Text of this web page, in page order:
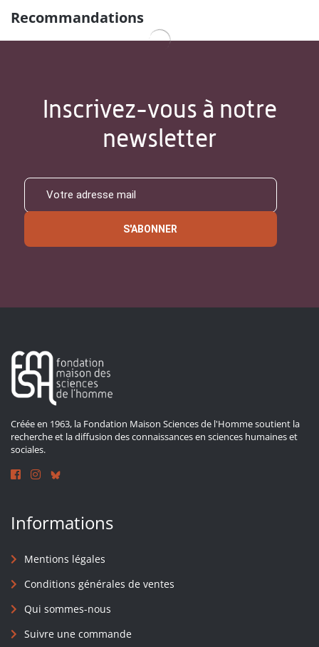
Recommandations
Inscrivez-vous à notre
newsletter
S'ABONNER
Créée en 1963, la Fondation Maison Sciences de l'Homme soutient la
recherche et la diffusion des connaissances en sciences humaines et
sociales.
Informations
Mentions légales
Conditions générales de ventes
Qui sommes-nous
Suivre une commande